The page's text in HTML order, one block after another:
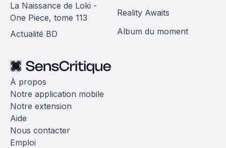
La Naissance de Loki -
One Piece, tome 113
Actualité BD
Reality Awaits
Album du moment
À propos
Notre application mobile
Notre extension
Aide
Nous contacter
Emploi